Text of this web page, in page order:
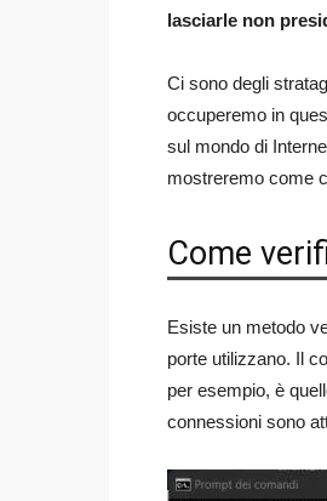
lasciarle non
Ci sono degli
occuperemo in
sul mondo di
mostreremo come
Come
Esiste un metodo
porte utilizzano. Il
per esempio, è
connessioni sono